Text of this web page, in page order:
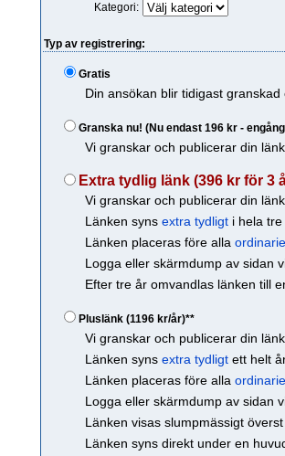
Kategori:
Typ av registrering:
Gratis
Din ansökan blir tidigast
Granska nu! (Nu endast 196 kr -
Vi granskar och publicerar din
Extra tydlig länk (396 kr för 3
Vi granskar och publicerar din
Länken syns extra tydligti hela tre
Länken placeras före alla
Logga eller skärmdump av sidan
Efter tre år omvandlas länken till
Pluslänk (1196 kr/år)**
Vi granskar och publicerar din
Länken syns extra tydligtett helt
Länken placeras före alla
Logga eller skärmdump av sidan
Länken visas slumpmässigt
Länken syns direkt under en